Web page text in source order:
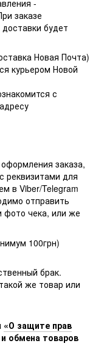
-
заказе
будет
Новая Почта)
курьером Новой
с
заказа,
реквизитами для
в Viber/Telegram
отправить
фото чека, или же
100грн)
брак.
же товар или
«О защите прав
обмена товаров